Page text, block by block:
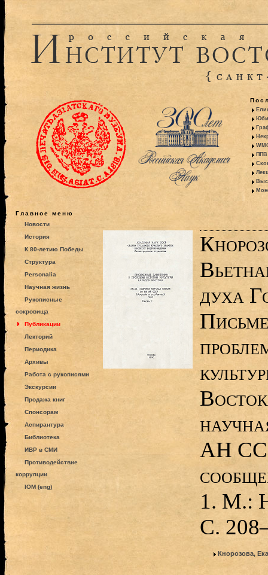
ППВ
Главное меню
Новости
История
К 80-летию Победы
Структура
Personalia
Научная жизнь
Рукописные
сокровища
Публикации
Лекторий
Периодика
Архивы
Работа с рукописями
Экскурсии
Продажа книг
Спонсорам
Аспирантура
Библиотека
ИВР в СМИ
Противодействие
коррупции
IOM (eng)
духа
АН
1. М.:
С.
Кнорозова,